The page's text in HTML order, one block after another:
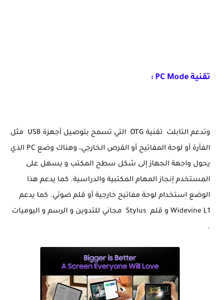
تقنية PC Mode :
وتدعم التابلت تقنية OTG التي تسمح بتوصيل أجهزة USB مثل
الفأرة أو لوحة المفاتيح أو القرص الخارجي، وهناك وضع PC الذي
يحول واجهة الجهاز إلى شكل سطح المكتب و يسهل على
المستخدم إنجاز المهام المكتبية والدراسية. كما يدعم هذا
الوضع استخدام لوحة مفاتيح خارجية أو قلم ضوئي. كما يدعم
Widevine L1 و قلم Stylus مجاني للتدوين و الرسم و اليوميات
.